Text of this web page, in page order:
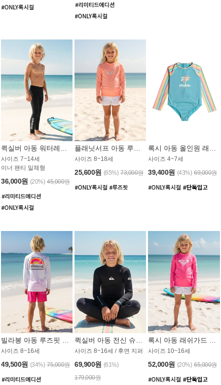
사이즈 7~14세
이너 팬티 일체형
36,000원 (20%) 45,000원
사이즈 8~18세
25,600원 (65%) 73,000원
사이즈 4~7세
39,400원 (43%) 69,000원
사이즈 8~16세
49,500원 (34%) 75,000원
사이즈 8~16세 / 후면 지퍼
69,900원 (61%)
179,000원
사이즈 10~16세
52,000원 (20%) 65,000원